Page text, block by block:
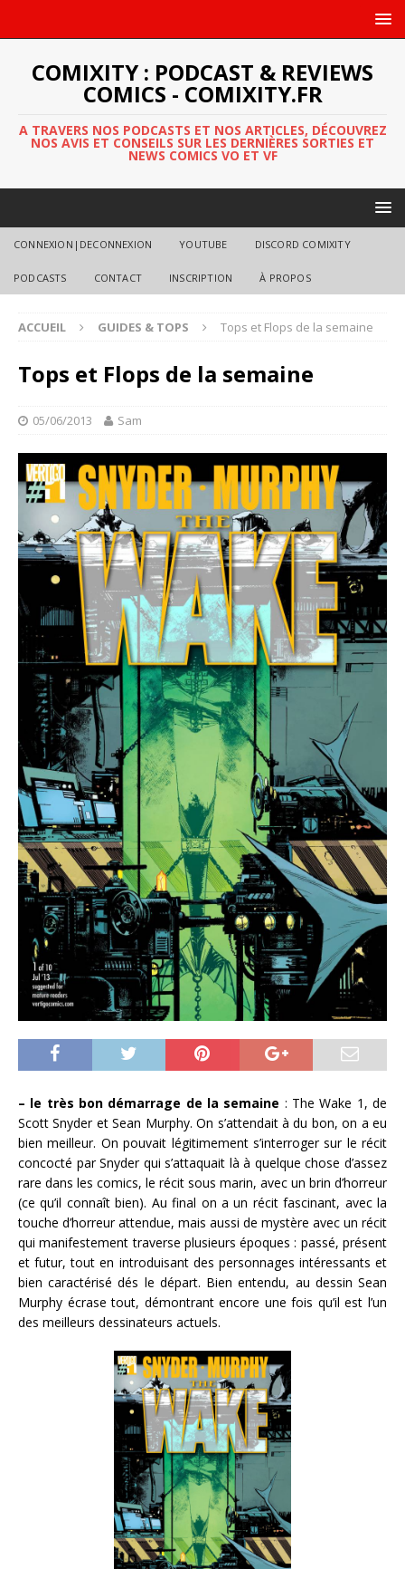
COMIXITY : PODCAST & REVIEWS
COMICS - COMIXITY.FR
A TRAVERS NOS PODCASTS ET NOS ARTICLES, DÉCOUVREZ
NOS AVIS ET CONSEILS SUR LES DERNIÈRES SORTIES ET
NEWS COMICS VO ET VF
CONNEXION|DECONNEXION YOUTUBE DISCORD COMIXITY
PODCASTS CONTACT INSCRIPTION À PROPOS
ACCUEIL GUIDES & TOPS Tops et Flops de la semaine
Tops et Flops de la semaine
05/06/2013 Sam
– le très bon démarrage de la semaine : The Wake 1, de
Scott Snyder et Sean Murphy. On s’attendait à du bon, on a eu
bien meilleur. On pouvait légitimement s’interroger sur le récit
concocté par Snyder qui s’attaquait là à quelque chose d’assez
rare dans les comics, le récit sous marin, avec un brin d’horreur
(ce qu’il connaît bien). Au final on a un récit fascinant, avec la
touche d’horreur attendue, mais aussi de mystère avec un récit
qui manifestement traverse plusieurs époques : passé, présent
et futur, tout en introduisant des personnages intéressants et
bien caractérisé dés le départ. Bien entendu, au dessin Sean
Murphy écrase tout, démontrant encore une fois qu’il est l’un
des meilleurs dessinateurs actuels.